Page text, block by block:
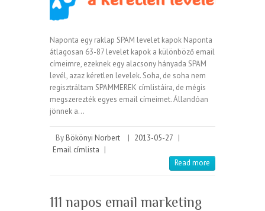
Naponta egy raklap SPAM levelet kapok Naponta
átlagosan 63-87 levelet kapok a különböző email
címeimre, ezeknek egy alacsony hányada SPAM
levél, azaz kéretlen levelek. Soha, de soha nem
regisztráltam SPAMMEREK címlistáira, de mégis
megszerezték egyes email címeimet. Állandóan
jönnek a…
By Bökönyi Norbert | 2013-05-27 |
Email címlista |
Read more
111 napos email marketing